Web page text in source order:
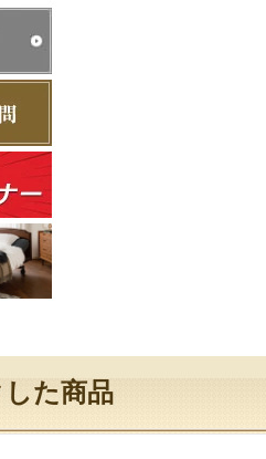
た商品